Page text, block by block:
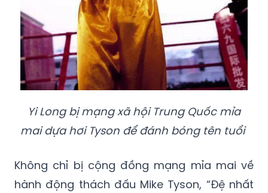
Yi Long bị mạng xã hội Trung Quốc mỉa
mai dựa hơi Tyson để đánh bóng tên tuổi
Không chỉ bị cộng đồng mạng mỉa mai về
hành động thách đấu Mike Tyson, “Đệ nhất